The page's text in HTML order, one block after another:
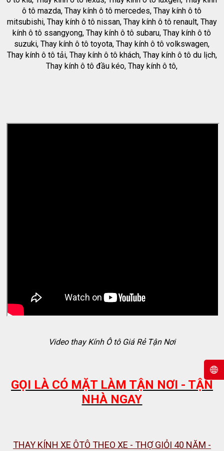
ô tô mazda, Thay kính ô tô mercedes, Thay kính ô tô
mitsubishi, Thay kính ô tô nissan, Thay kính ô tô renault, Thay
kính ô tô ssangyong, Thay kính ô tô subaru, Thay kính ô tô
suzuki, Thay kính ô tô toyota, Thay kính ô tô volkswagen,
Thay kính ô tô tải, Thay kính ô tô khách, Thay kính ô tô du lịch,
Thay kính ô tô đầu kéo, Thay kính ô tô,
Video thay Kính Ô tô Giá Rẻ Tận Nơi
GỌI LÀ CÓ MẶT LÀM TẬN NƠI - TẬN
NHÀ NGAY
THAY KÍNH XE ÔTÔ THEO XE - THỢ GIỎI 40 NĂM -